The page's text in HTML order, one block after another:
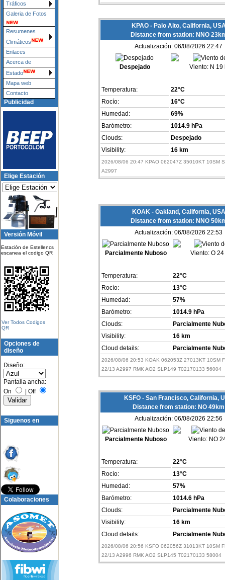
Tráficos
Galeria de Fotos
Resumenes
Climáticos
Enlaces
Acerca de
Estado
Mapa web
Contacto
Publicidad
Elige Estación
Versión Móvil
Estación de Estellencs
escanea el codigo QR
Ver Todos Codigos
QR
Opciones de
diseño
Diseño:
Pantalla ancha:
On
Off
Siguenos en
Colaboraciones
KPAO - Palo Alto, California,
Distance from station: NNO
Actualización: 06/08/2026 22:47
Despejado Viento: N 19
Temperatura:
22°C
Rocío:
16°C
Humedad:
69%
Barómetro:
1014.9 hPa
Clouds:
Despejado
Visibility:
16 km
2026/08/06 20:47 KPAO 062047Z 35010KT 10SM
A2997
KOAK - Oakland, California, USA
Distance from station: NNO
Actualización: 06/08/2026 22:53
Parcialmente Nuboso Viento: O 24
Temperatura:
22°C
Rocío:
13°C
Humedad:
57%
Barómetro:
1014.9 hPa
Clouds:
Parcialmente
Visibility:
16 km
Cloud details:
Parcialmente
2026/08/06 20:53 KOAK 062053Z 27013KT 10SM
22/13 A2997 RMK AO2 SLP149 T02170133 56004
KSFO - San Francisco, California,
Distance from station: NO 49km
Actualización: 06/08/2026 22:56
Parcialmente Nuboso Viento: NO
Temperatura:
22°C
Rocío:
13°C
Humedad:
57%
Barómetro:
1014.6 hPa
Clouds:
Parcialmente
Visibility:
16 km
Cloud details:
Parcialmente
2026/08/06 20:56 KSFO 062056Z 31013KT 10SM
22/13 A2996 RMK AO2 SLP145 T02170133 58004